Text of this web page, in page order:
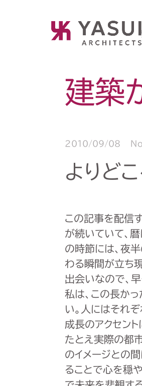
建築
2010/09/08
よりど
この記事を配信
が続いていて、
の時節には、夜
わる瞬間が立ち
出会いなので、
私は、この長か
い。人にはそれ
成長のアクセン
たとえ実際の都
のイメージとの
ることで心を穏